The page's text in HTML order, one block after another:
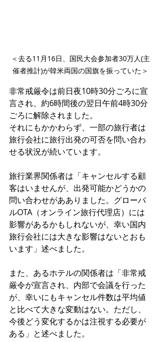
＜去る11月16日、国民大会参加者30万人(主
催者推計)が韓米両国の国旗を振っていた＞
非常戒厳令は前日夜10時30分ごろに宣
言され、約6時間後の翌日午前4時30分
ごろに解除されました。
それにもかかわらず、一部の旅行者は
旅行会社に旅行出発の可否を問い合わ
せる状況が続いています。
旅行業界関係者は「キャンセルする顧
客はいませんが、出発可能かどうかの
問い合わせがあありました。グローバ
ルOTA（オンライン旅行代理店）には
影響があるかもしれないが、幸い国内
旅行会社には大きな影響はないとおも
います」述べました。
また、あるホテルの関係者は「非常戒
厳令が宣言され、内部で会議を行った
が、幸いにもキャンセル件数は平均値
と比べて大きな変動はない。ただし、
今後どう変化するかは注視する必要が
ある」と述べました。